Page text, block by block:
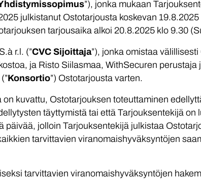
”), jonka mukaan
julkistanut Ostotarjousta koskevan
tarjousaika alkoi 20.8.2025 klo 9.30
r.l. (”CVC Sijoittaja”), jonka omistaa
ja Risto Siilasmaa, WithSecuren
Konsortio”) Ostotarjousta varten.
kuvattu, Ostotarjouksen toteuttaminen
täyttymistä tai että Tarjouksentekijä
päivää, jolloin Tarjouksentekijä julkistaa
tarvittavien viranomaishyväksyntöjen
tarvittavien viranomaishyväksyntöjen